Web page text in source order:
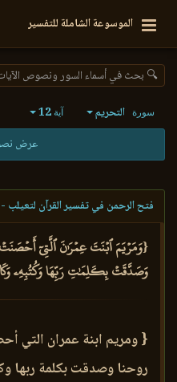
الموسوعة الشاملة للتفسير
🔍 بحث في أسماء السور ونصوص
سورة التحريم آية 12
عرض
فتح الرحمن في تفسير القرآن لتعيلب
{وَمَرۡيَمَ ٱبۡنَتَ عِمۡرَٰنَ ٱلَّتِيٓ
وَصَدَّقَتۡ بِكَلِمَٰتِ رَبِّهَا وَكُتُبِهِۦ
{ ومريم ابنة عمران التي
روحنا وصدقت بكلمة ربها